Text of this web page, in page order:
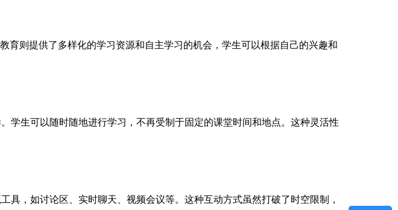
育则提供了多样化的学习资源和自主学习的机会，学生可以根据自己的兴趣和
学生可以随时随地进行学习，不再受制于固定的课堂时间和地点。这种灵活性
，如讨论区、实时聊天、视频会议等。这种互动方式虽然打破了时空限制，